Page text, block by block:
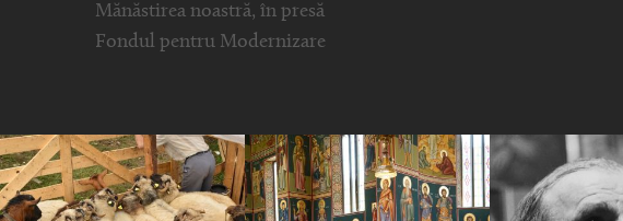
Mănăstirea noastră, în presă
Fondul pentru Modernizare